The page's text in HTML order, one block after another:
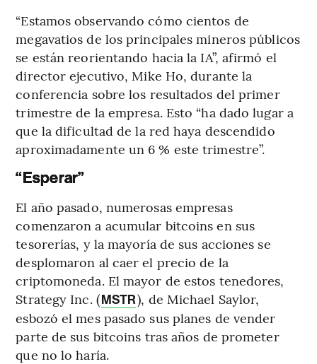
“Estamos observando cómo cientos de
megavatios de los principales mineros públicos
se están reorientando hacia la IA”, afirmó el
director ejecutivo, Mike Ho, durante la
conferencia sobre los resultados del primer
trimestre de la empresa. Esto “ha dado lugar a
que la dificultad de la red haya descendido
aproximadamente un 6 % este trimestre”.
“Esperar”
El año pasado, numerosas empresas
comenzaron a acumular bitcoins en sus
tesorerías, y la mayoría de sus acciones se
desplomaron al caer el precio de la
criptomoneda. El mayor de estos tenedores,
Strategy Inc. (MSTR), de Michael Saylor,
esbozó el mes pasado sus planes de vender
parte de sus bitcoins tras años de prometer
que no lo haría.